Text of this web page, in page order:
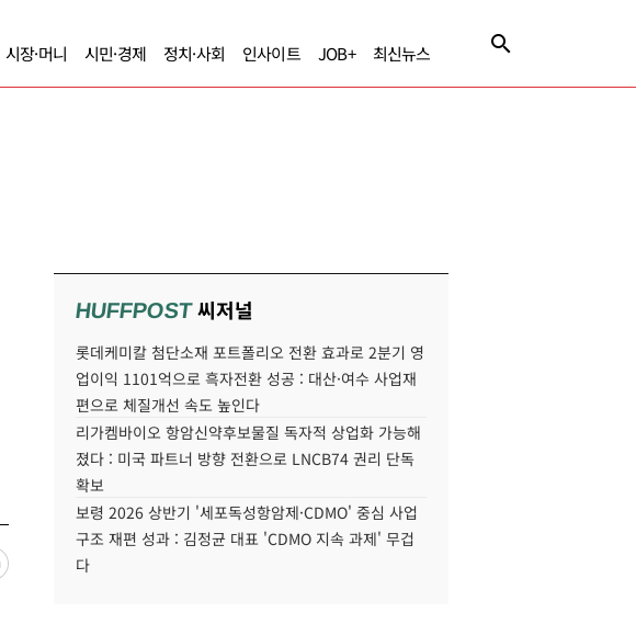
시장·머니 시민·경제 정치·사회 인사이트 JOB+ 최신뉴스
HUFFPOST씨저널
롯데케미칼 첨단소재 포트폴리오 전환 효과로 2분기 영
업이익 1101억으로 흑자전환 성공 : 대산·여수 사업재
편으로 체질개선 속도 높인다
리가켐바이오 항암신약후보물질 독자적 상업화 가능해
졌다 : 미국 파트너 방향 전환으로 LNCB74 권리 단독
확보
보령 2026 상반기 '세포독성항암제·CDMO' 중심 사업
구조 재편 성과 : 김정균 대표 'CDMO 지속 과제' 무겁
다